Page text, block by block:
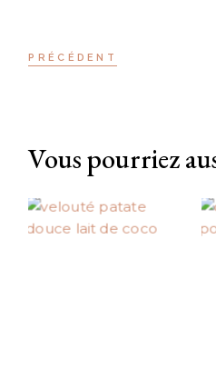
PRÉCÉDENT
Vous pourriez